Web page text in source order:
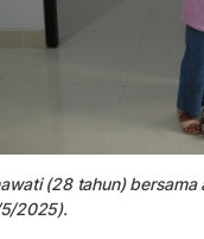
(28 tahun)
2025).